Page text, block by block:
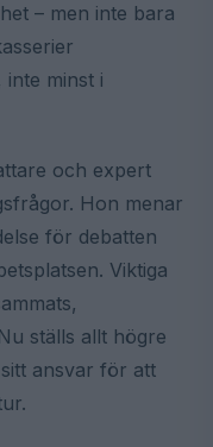
– men inte bara
minst i
och expert
Hon menar
för debatten
Viktiga
ställs allt högre
ansvar för att